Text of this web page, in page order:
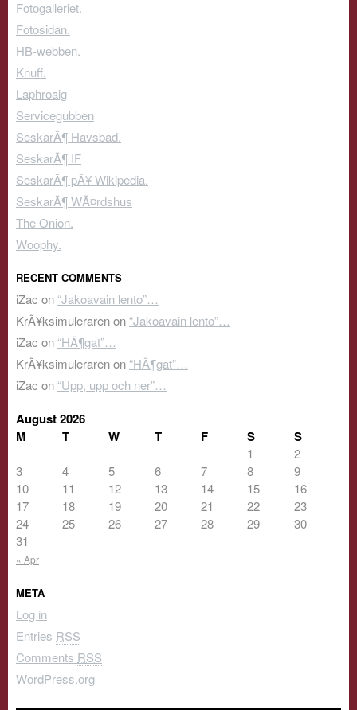
Fotogalleriet.
Fotosidan.
HB-webben.
Knuff.
Laphroaig
Servicegubben
SeskarÃ¶ Havsbad.
SeskarÃ¶ IF
SeskarÃ¶ pÃ¥ Wikipedia.
SeskarÃ¶ WÃ¤rdshus
The Onion.
Woophy.
RECENT COMMENTS
iZac on “Jakoavain lento”…
KrÃ¥ksimulerarenon “Jakoavain lento”…
iZac on “HÃ¶gat”…
KrÃ¥ksimulerarenon “HÃ¶gat”…
iZac on “Upp, upp och ner”…
August 2026
M
T W T F S S
« Apr
1
2
3
4 5 6 7 8
9
10
11 12 13 14 15
16
17
18 19 20 21 22
23
24
25 26 27 28 29
30
31
META
Log in
Entries RSS
Comments RSS
WordPress.org